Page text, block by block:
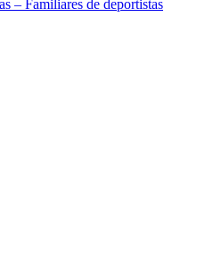
– Familiares de deportistas